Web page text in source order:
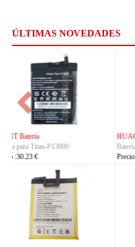
ÚLTIMAS NOVEDADES
FUJITSU Batería
Batería para RA07503-1091
Precio :24.23 €